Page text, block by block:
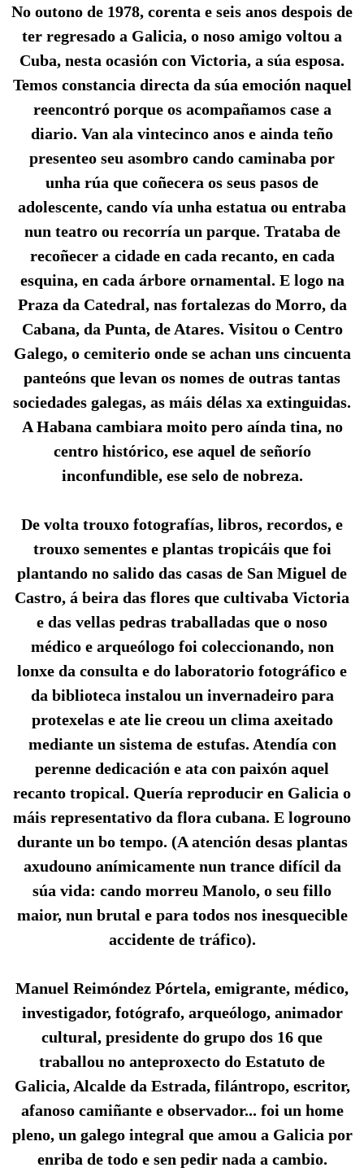
No outono de 1978, corenta e seis anos despois de
ter regresado a Galicia, o noso amigo voltou a
Cuba, nesta ocasión con Victoria, a súa esposa.
Temos constancia directa da súa emoción naquel
reencontró porque os acompañamos case a
diario. Van ala vintecinco anos e ainda teño
presenteo seu asombro cando caminaba por
unha rúa que coñecera os seus pasos de
adolescente, cando vía unha estatua ou entraba
nun teatro ou recorría un parque. Trataba de
recoñecer a cidade en cada recanto, en cada
esquina, en cada árbore ornamental. E logo na
Praza da Catedral, nas fortalezas do Morro, da
Cabana, da Punta, de Atares. Visitou o Centro
Galego, o cemiterio onde se achan uns cincuenta
panteóns que levan os nomes de outras tantas
sociedades galegas, as máis délas xa extinguidas.
A Habana cambiara moito pero aínda tina, no
centro histórico, ese aquel de señorío
inconfundible, ese selo de nobreza.
De volta trouxo fotografías, libros, recordos, e
trouxo sementes e plantas tropicáis que foi
plantando no salido das casas de San Miguel de
Castro, á beira das flores que cultivaba Victoria
e das vellas pedras traballadas que o noso
médico e arqueólogo foi coleccionando, non
lonxe da consulta e do laboratorio fotográfico e
da biblioteca instalou un invernadeiro para
protexelas e ate lie creou un clima axeitado
mediante un sistema de estufas. Atendía con
perenne dedicación e ata con paixón aquel
recanto tropical. Quería reproducir en Galicia o
máis representativo da flora cubana. E logrouno
durante un bo tempo. (A atención desas plantas
axudouno anímicamente nun trance difícil da
súa vida: cando morreu Manolo, o seu fillo
maior, nun brutal e para todos nos inesquecible
accidente de tráfico).
Manuel Reimóndez Pórtela, emigrante, médico,
investigador, fotógrafo, arqueólogo, animador
cultural, presidente do grupo dos 16 que
traballou no anteproxecto do Estatuto de
Galicia, Alcalde da Estrada, filántropo, escritor,
afanoso camiñante e observador... foi un home
pleno, un galego integral que amou a Galicia por
enriba de todo e sen pedir nada a cambio.